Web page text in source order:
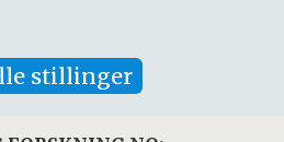
stillinger